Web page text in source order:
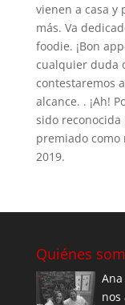
vienen a casa
más. Va
foodie. ¡Bon
cualquier duda
contestaremos
alcance. . ¡Ah!
sido reconocida
premiado como
2019.
Quiénes
nos